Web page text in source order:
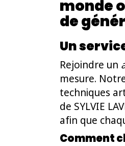
monde
de
Un
Rejoindre un
mesure.
techniques
de SYLVIE
afin que
Comment